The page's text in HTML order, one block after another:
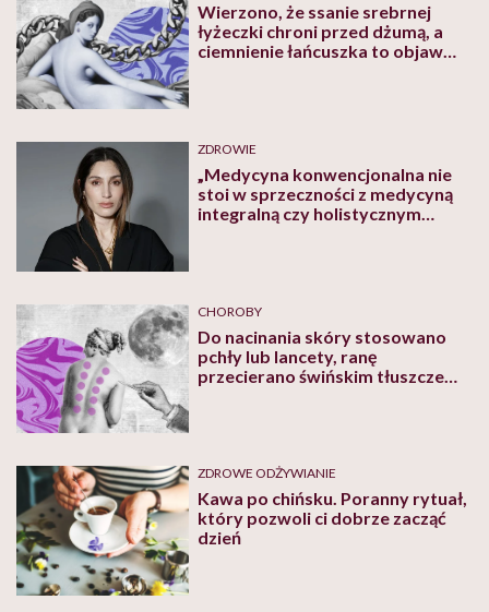
Wierzono, że ssanie srebrnej
łyżeczki chroni przed dżumą, a
ciemnienie łańcuszka to objaw
ZDROWIE
„Medycyna konwencjonalna nie
stoi w sprzeczności z medycyną
integralną czy holistycznym
CHOROBY
Do nacinania skóry stosowano
pchły lub lancety, ranę
przecierano świńskim tłuszczem
ZDROWE ODŻYWIANIE
Kawa po chińsku. Poranny rytuał,
który pozwoli ci dobrze zacząć
dzień